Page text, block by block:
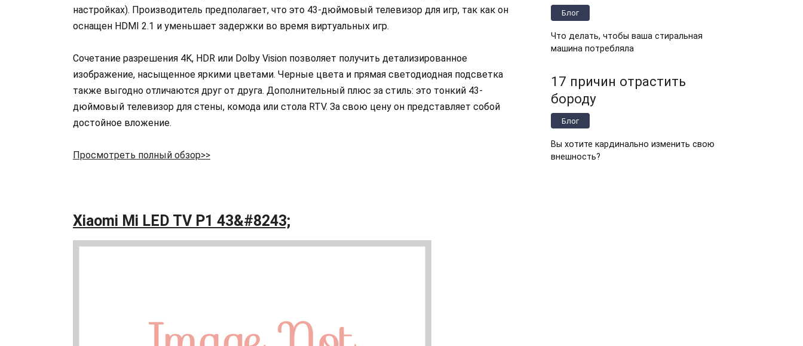
настройках). Производитель предполагает, что это 43-дюймовый телевизор для игр, так как он
оснащен HDMI 2.1 и уменьшает задержки во время виртуальных игр.
Сочетание разрешения 4K, HDR или Dolby Vision позволяет получить детализированное
изображение, насыщенное яркими цветами. Черные цвета и прямая светодиодная подсветка
также выгодно отличаются друг от друга. Дополнительный плюс за стиль: это тонкий 43-
дюймовый телевизор для стены, комода или стола RTV. За свою цену он представляет собой
достойное вложение.
Просмотреть полный обзор>>
Xiaomi Mi LED TV P1 43&#8243;
Блог
Что делать, чтобы ваша стиральная
машина потребляла
17 причин отрастить
бороду
Блог
Вы хотите кардинально изменить свою
внешность?